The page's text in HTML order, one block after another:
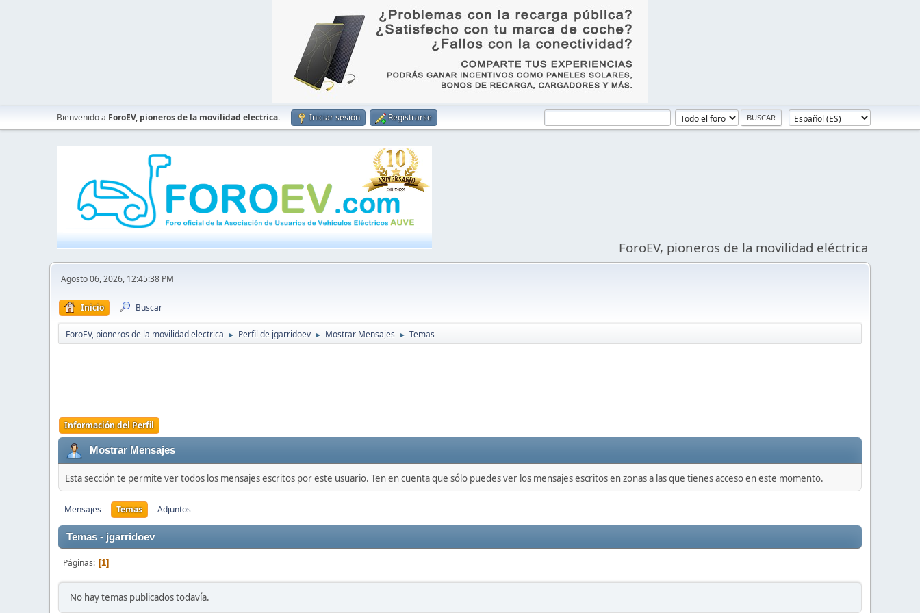
Bienvenido a ForoEV, pioneros de la movilidad electrica. Iniciar sesión Registrarse
ForoEV, pioneros de la movilidad eléctrica
Agosto 06, 2026, 12:45:38 PM
Inicio Buscar
ForoEV, pioneros de la movilidad electrica ► Perfil de jgarridoev ► Mostrar Mensajes ► Temas
Información del Perfil
Mostrar Mensajes
Esta sección te permite ver todos los mensajes escritos por este usuario. Ten en cuenta que sólo puedes ver los mensajes escritos en zonas a las que tienes acceso en este momento.
Mensajes Temas Adjuntos
Temas - jgarridoev
Páginas 1
No hay temas publicados todavía.